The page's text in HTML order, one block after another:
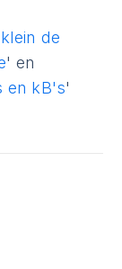
de
' en
en kB's'